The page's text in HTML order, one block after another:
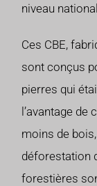
niveau
Ces CBE,
sont conçus
pierres qui
l’avantage
moins de
déforestation
forestières